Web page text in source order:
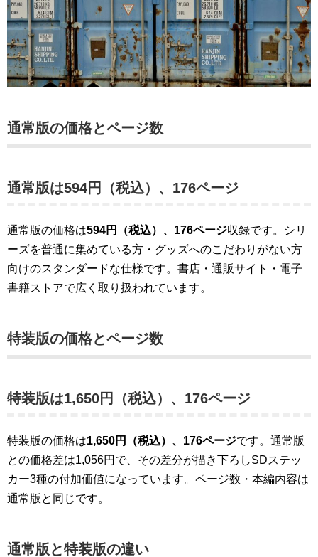
通常版の価格とページ数
通常版は594円（税込）、176ページ
通常版の価格は594円（税込）、176ページ収録です。シリ
ーズを普通に集めている方・グッズへのこだわりがない方
向けのスタンダードな仕様です。書店・通販サイト・電子
書籍ストアで広く取り扱われています。
特装版の価格とページ数
特装版は1,650円（税込）、176ページ
特装版の価格は1,650円（税込）、176ページです。通常版
との価格差は1,056円で、その差分が描き下ろしSDステッ
カー3種の付加価値になっています。ページ数・本編内容は
通常版と同じです。
通常版と特装版の違い